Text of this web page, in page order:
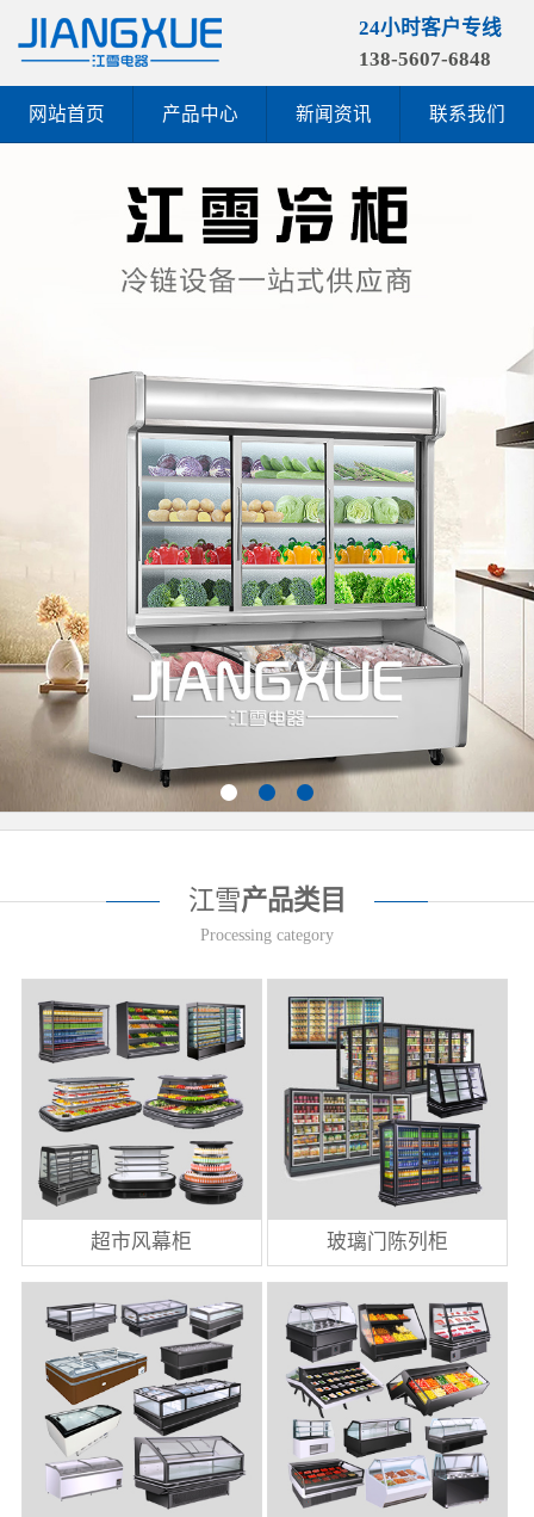
24小时客户专线
138-5607-6848
网站首页 产品中心 新闻资讯 联系我们
江雪产品类目
Processing category
超市风幕柜 玻璃门陈列柜